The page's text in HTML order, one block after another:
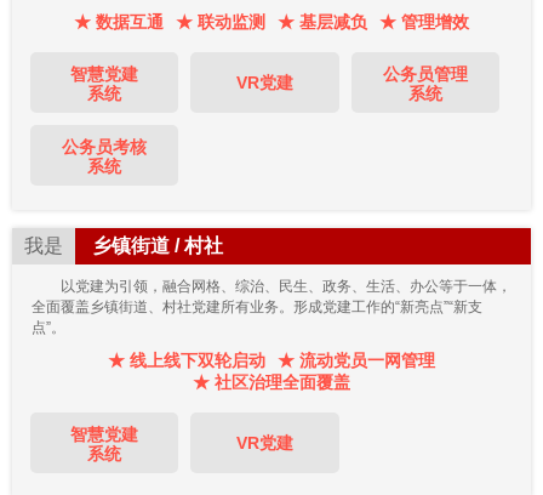
★ 数据互通 ★ 联动监测 ★ 基层减负 ★ 管理增效
智慧党建
系统
VR党建
公务员管理
系统
公务员考核
系统
我是 乡镇街道 / 村社
以党建为引领，融合网格、综治、民生、政务、生活、办公等于一体，
全面覆盖乡镇街道、村社党建所有业务。形成党建工作的“新亮点”“新支
点”。
★ 线上线下双轮启动
★ 流动党员一网管理
★ 社区治理全面覆盖
智慧党建
系统
VR党建